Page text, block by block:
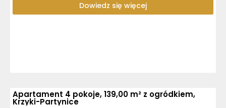
Dowiedz się więcej
Apartament 4 pokoje, 139,00 m² z ogródkiem,
Krzyki-Partynice